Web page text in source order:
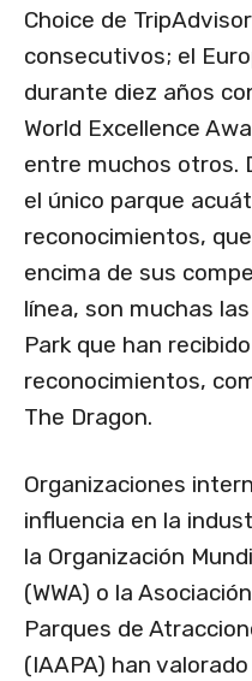
Choice de
consecutivos; el
durante diez años
World Excellence
entre muchos otros.
el único parque
reconocimientos,
encima de sus
línea, son muchas
Park que han
reconocimientos,
The Dragon.
Organizaciones
influencia en la
la Organización
(WWA) o la
Parques de
(IAAPA) han